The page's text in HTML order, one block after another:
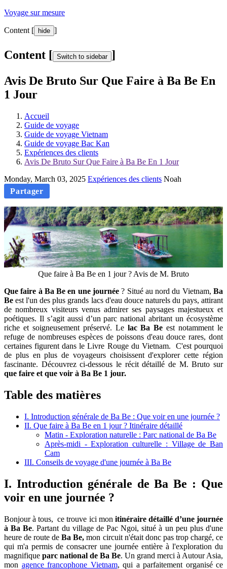
Voyage sur mesure
Content [ hide ]
Content [ Switch to sidebar ]
Avis De Bruto Sur Que Faire à Ba Be En
1 Jour
Accueil
Guide de voyage
Guide de voyage Vietnam
Guide de voyage Bac Kan
Expériences des clients
Avis De Bruto Sur Que Faire à Ba Be En 1 Jour
Monday, March 03, 2025 Expériences des clients Noah
Partager
Que faire à Ba Be en 1 jour ? Avis de M. Bruto
Que faire à Ba Be en une journée ? Situé au nord du Vietnam, Ba
Be est l'un des plus grands lacs d'eau douce naturels du pays, attirant
de nombreux visiteurs venus admirer ses paysages majestueux et
poétiques. Il s’agit aussi d’un parc national abritant un écosystème
riche et soigneusement préservé. Le lac Ba Be est notamment le
refuge de nombreuses espèces de poissons d'eau douce rares, dont
certaines figurent dans le Livre Rouge du Vietnam. C'est pourquoi
de plus en plus de voyageurs choisissent d'explorer cette région
fascinante. Découvrez ci-dessous le récit détaillé de M. Bruto sur
que faire et que voir à Ba Be 1 jour.
Table des matières
I. Introduction générale de Ba Be : Que voir en une journée ?
II. Que faire à Ba Be en 1 jour ? Itinéraire détaillé
Matin - Exploration naturelle : Parc national de Ba Be
Après-midi - Exploration culturelle : Village de Ban
Cam
III. Conseils de voyage d'une journée à Ba Be
I. Introduction générale de Ba Be : Que
voir en une journée ?
Bonjour à tous, ce trouve ici mon itinéraire détaillé d’une journée
à Ba Be. Partant du village de Pac Ngoi, situé à un peu plus d'une
heure de route deBa Be, mon circuit n'était donc pas trop chargé, ce
qui m'a permis de consacrer une journée entière à l'exploration du
magnifique parc national de Ba Be. Un grand merci à Autour Asia,
mon agence francophone Vietnam, qui a parfaitement organisé ce